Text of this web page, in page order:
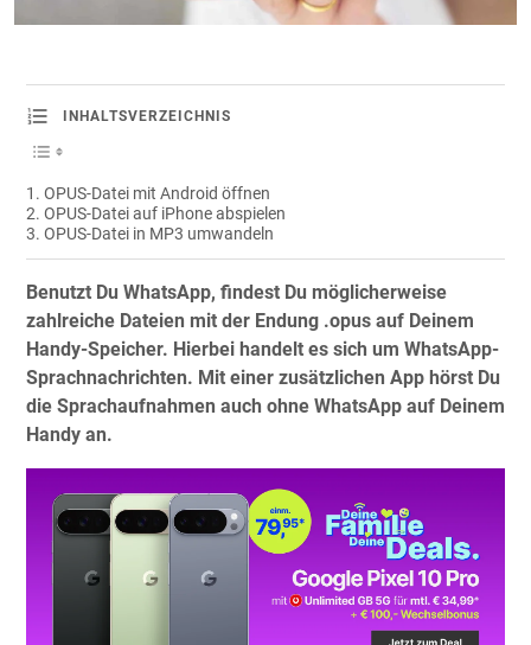
INHALTSVERZEICHNIS
OPUS-Datei mit Android öffnen
OPUS-Datei auf iPhone abspielen
OPUS-Datei in MP3 umwandeln
Benutzt Du WhatsApp, findest Du möglicherweise
zahlreiche Dateien mit der Endung .opus auf Deinem
Handy-Speicher. Hierbei handelt es sich um WhatsApp-
Sprachnachrichten. Mit einer zusätzlichen App hörst Du
die Sprachaufnahmen auch ohne WhatsApp auf Deinem
Handy an.